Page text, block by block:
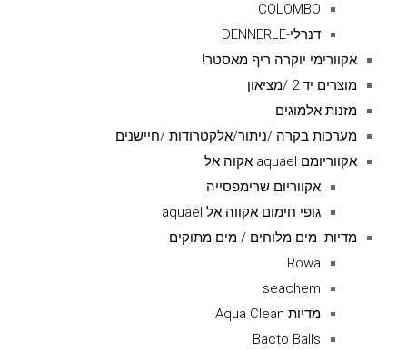
COLOMBO
דנרלי-DENNERLE
אקוורימי יוקרה ריף מאסטר!
מוצרים יד 2 /מציאון
מזנות אלמוגים
מערכות בקרה /ניתור/אלקטרודות /חיישנים
אקווריומם aquael אקוה אל
אקווריום שרימפסייה
גופי חימום אקווה אל aquael
מדיות- מים מלוחים / מים מתוקים
Rowa
seachem
מדיות Aqua Clean
Bacto Balls